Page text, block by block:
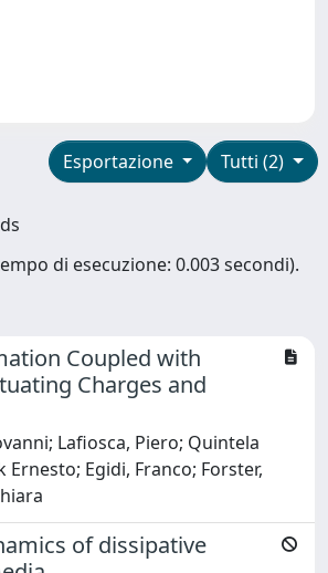
Tutti (2)
Esportazione
di esecuzione: 0.003 secondi).
Coupled with
Charges and
Lafiosca, Piero; Quintela
Ernesto; Egidi, Franco; Forster,
of dissipative